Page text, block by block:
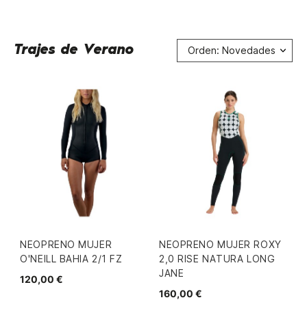
Trajes de Verano Orden: Novedades
NEOPRENO MUJER
O'NEILL BAHIA 2/1 FZ
120,00 €
NEOPRENO MUJER ROXY
2,0 RISE NATURA LONG
JANE
160,00 €